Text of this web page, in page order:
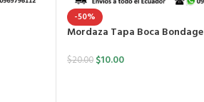
-50%
Mordaza Tapa Boca Bondage
$20.00 $10.00